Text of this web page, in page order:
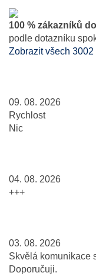
100 % zákazníků
podle dotazníku
Zobrazit všech
09. 08. 2026
Rychlost
Nic
04. 08. 2026
+++
03. 08. 2026
Skvělá komunikace
Doporučuji.